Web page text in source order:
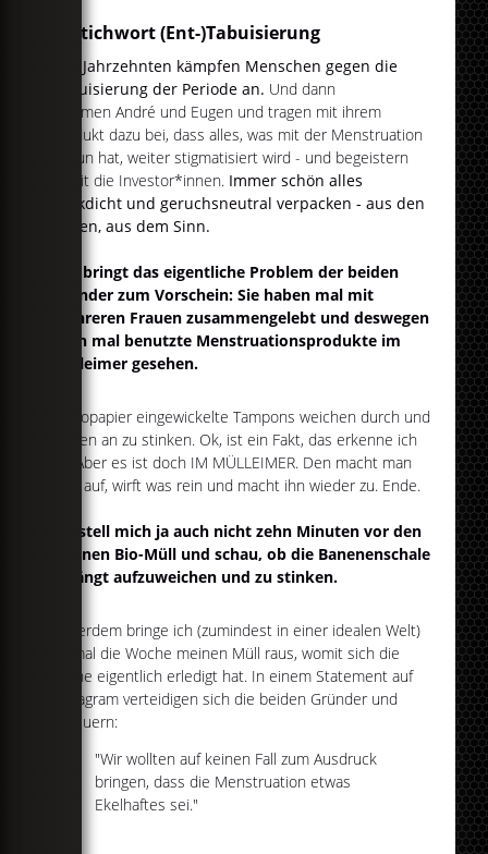
1. Stichwort (Ent-)Tabuisierung
Seit Jahrzehnten kämpfen Menschen gegen die
Tabuisierung der Periode an. Und dann
kommen André und Eugen und tragen mit ihrem
Produkt dazu bei, dass alles, was mit der Menstruation
zu tun hat, weiter stigmatisiert wird - und begeistern
damit die Investor*innen. Immer schön alles
blickdicht und geruchsneutral verpacken - aus den
Augen, aus dem Sinn.
Das bringt das eigentliche Problem der beiden
Gründer zum Vorschein: Sie haben mal mit
mehreren Frauen zusammengelebt und deswegen
auch mal benutzte Menstruationsprodukte im
Mülleimer gesehen.
In Klopapier eingewickelte Tampons weichen durch und
fangen an zu stinken. Ok, ist ein Fakt, das erkenne ich
an. Aber es ist doch IM MÜLLEIMER. Den macht man
kurz auf, wirft was rein und macht ihn wieder zu. Ende.
Ich stell mich ja auch nicht zehn Minuten vor den
offenen Bio-Müll und schau, ob die Banenenschale
anfängt aufzuweichen und zu stinken.
Außerdem bringe ich (zumindest in einer idealen Welt)
einmal die Woche meinen Müll raus, womit sich die
Sache eigentlich erledigt hat. In einem Statement auf
Instagram verteidigen sich die beiden Gründer und
beteuern:
"Wir wollten auf keinen Fall zum Ausdruck
bringen, dass die Menstruation etwas
Ekelhaftes sei."